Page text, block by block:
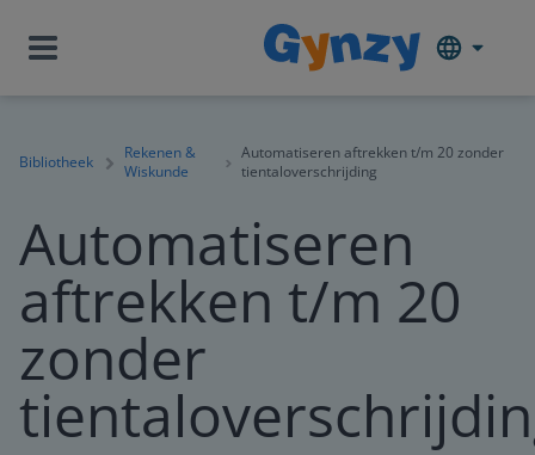
Bibliotheek
Rekenen &
Wiskunde
Automatiseren aftrekken t/m 20 zonder
tientaloverschrijding
Automatiseren
aftrekken t/m 20
zonder